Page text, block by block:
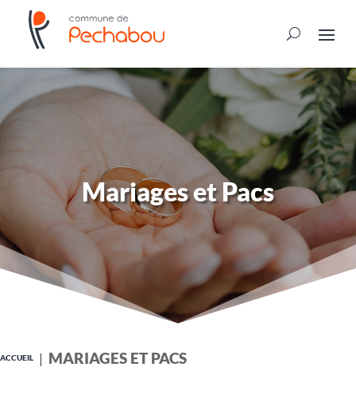
Mariages et Pacs
ACCUEIL MARIAGES ET PACS